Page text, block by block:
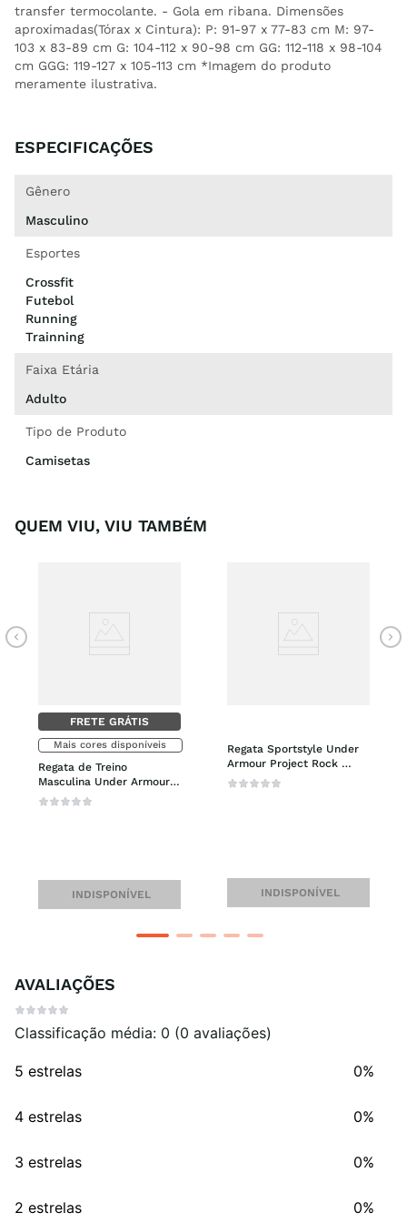
transfer termocolante. - Gola em ribana. Dimensões
aproximadas(Tórax x Cintura): P: 91-97 x 77-83 cm M: 97-
103 x 83-89 cm G: 104-112 x 90-98 cm GG: 112-118 x 98-104
cm GGG: 119-127 x 105-113 cm *Imagem do produto
meramente ilustrativa.
ESPECIFICAÇÕES
Gênero
Masculino
Esportes
Crossfit
Futebol
Running
Trainning
Faixa Etária
Adulto
Tipo de Produto
Camisetas
QUEM VIU, VIU TAMBÉM
FRETE GRÁTIS
Mais cores disponíveis
Regata de Treino
Masculina Under Armour
Baseline
INDISPONÍVEL
Regata Sportstyle Under
Armour Project Rock
Snake Masculina
INDISPONÍVEL
AVALIAÇÕES
Classificação média: 0 (0 avaliações)
5 estrelas 0%
4 estrelas 0%
3 estrelas 0%
2 estrelas 0%